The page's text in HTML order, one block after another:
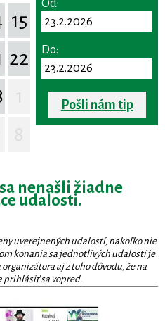
15
22
Od:
Do:
Pošli nám tip
nenašli žiadne
udalosti.
uverejnených udalostí, nakoľko nie
konania sa jednotlivých udalostí je
aj z toho dôvodu, že na
prihlásiť sa vopred.